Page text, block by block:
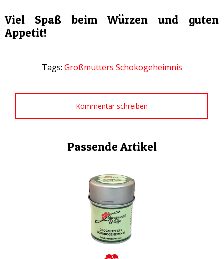
Viel Spaß beim Würzen und guten
Appetit!
Tags: Großmutters Schokogeheimnis
Kommentar schreiben
Passende Artikel